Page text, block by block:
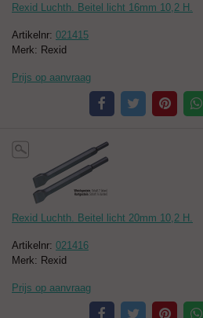
Rexid Luchth. Beitel licht 16mm 10,2 H.
Artikelnr: 021415
Merk: Rexid
Prijs op aanvraag
Rexid Luchth. Beitel licht 20mm 10,2 H.
Artikelnr: 021416
Merk: Rexid
Prijs op aanvraag